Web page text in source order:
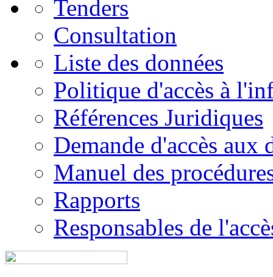
Tenders
Consultation
Liste des données
Politique d'accès à
Références Juridiques
Demande d'accès aux
Manuel des
Rapports
Responsables de